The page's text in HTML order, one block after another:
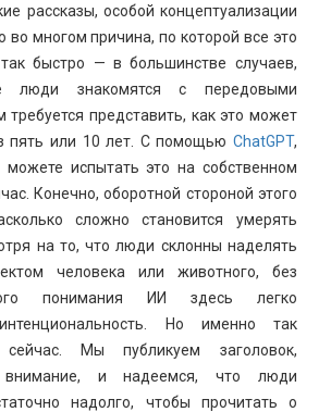
рассказы, особой концептуализации
во многом причина, по которой все это
быстро — в большинстве случаев,
люди знакомятся с передовыми
требуется представить, как это может
пять или 10 лет. С помощью ChatGPT,
испытать это на собственном
Конечно, оборотной стороной этого
сложно становится умерять
на то, что люди склонны наделять
человека или животного, без
понимания ИИ здесь легко
Но именно так
Мы публикуем заголовок,
внимание, и надеемся, что люди
надолго, чтобы прочитать о